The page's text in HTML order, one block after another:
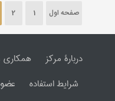
صفحه اول 1
2
دربارۀ مرکز
شرایط استفاده